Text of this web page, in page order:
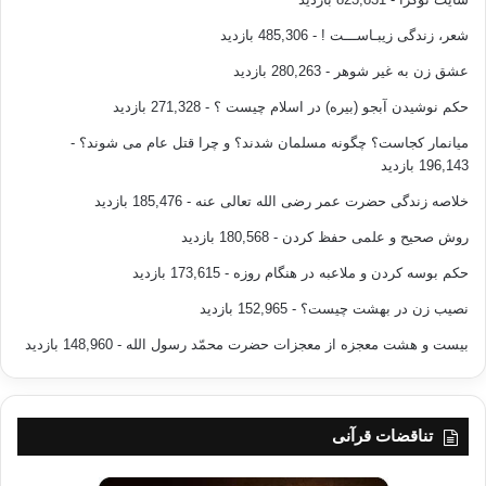
فاضله و آراسته به
كمالات انساني، جامعه‌اي كه شايستگي حيات مطلوب و قابليت
تحرك، ترقي و پيشرفت
داشته باشند در بين خود به وجود آورند.
——————————————–
سيد عبدالرحيم خطيب رحمه
شعر، زندگی زیبـاســـت ! - 485,306 بازدید
عشق زن به غیر شوهر - 280,263 بازدید
حکم نوشیدن آبجو (بیره) در اسلام چیست ؟ - 271,328 بازدید
میانمار کجاست؟ چگونه مسلمان شدند؟ و چرا قتل عام می شوند؟ -
196,143 بازدید
خلاصه زندگی حضرت عمر رضی الله تعالی عنه - 185,476 بازدید
روش صحیح و علمی حفظ کردن - 180,568 بازدید
حکم بوسه کردن و ملاعبه در هنگام روزه - 173,615 بازدید
نصیب زن در بهشت چیست؟ - 152,965 بازدید
بیست و هشت معجزه از معجزات حضرت محمّد رسول الله - 148,960 بازدید
تناقضات قرآنی